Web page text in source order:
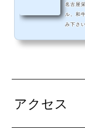
名古屋
ル。和
み下さ
アクセス